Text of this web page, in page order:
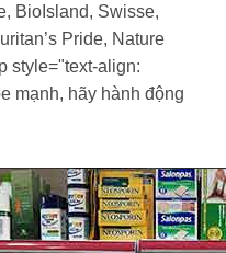
BioIsland, Swisse,
Pride, Nature
style="text-align:
mạnh, hãy hành động